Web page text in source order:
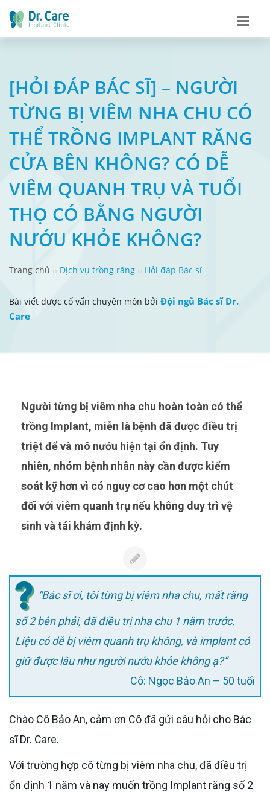
[HỎI ĐÁP BÁC SĨ] – NGƯỜI
TỪNG BỊ VIÊM NHA CHU CÓ
THỂ TRỒNG IMPLANT RĂNG
CỬA BÊN KHÔNG? CÓ DỄ
VIÊM QUANH TRỤ VÀ TUỔI
THỌ CÓ BẰNG NGƯỜI
NƯỚU KHỎE KHÔNG?
Trang chủ Dịch vụ trồng răng Hỏi đáp Bác sĩ
Bài viết được cố vấn chuyên môn bởi Đội ngũ Bác sĩ Dr.
Care
Người từng bị viêm nha chu hoàn toàn có thể
trồng Implant, miễn là bệnh đã được điều trị
triệt để và mô nướu hiện tại ổn định. Tuy
nhiên, nhóm bệnh nhân này cần được kiểm
soát kỹ hơn vì có nguy cơ cao hơn một chút
đối với viêm quanh trụ nếu không duy trì vệ
sinh và tái khám định kỳ.
“Bác sĩ ơi, tôi từng bị viêm nha chu, mất răng
số 2 bên phải, đã điều trị nha chu 1 năm trước.
Liệu có dễ bị viêm quanh trụ không, và implant có
giữ được lâu như người nướu khỏe không ạ?”
Cô: Ngọc Bảo An – 50 tuổi
Chào Cô Bảo An, cảm ơn Cô đã gửi câu hỏi cho Bác
sĩ Dr. Care.
Với trường hợp cô từng bị viêm nha chu, đã điều trị
ổn định 1 năm và nay muốn trồng Implant răng số 2